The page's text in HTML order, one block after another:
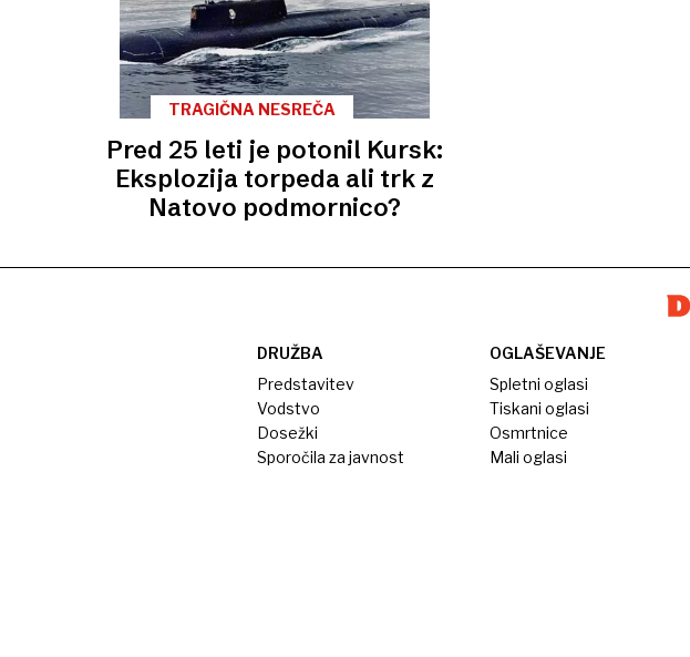
TRAGIČNA NESREČA
Pred 25 leti je potonil Kursk:
Eksplozija torpeda ali trk z
Natovo podmornico?
DRUŽBA
Predstavitev
Vodstvo
Dosežki
Sporočila za javnost
OGLAŠEVANJE
Spletni oglasi
Tiskani oglasi
Osmrtnice
Mali oglasi